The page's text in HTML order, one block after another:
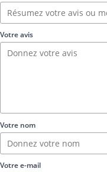
Votre avis
Votre nom
Votre e-mail